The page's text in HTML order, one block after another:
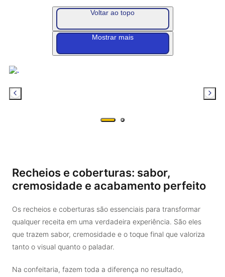
Voltar ao topo
Mostrar mais
Recheios e coberturas: sabor,
cremosidade e acabamento perfeito
Os recheios e coberturas são essenciais para transformar
qualquer receita em uma verdadeira experiência. São eles
que trazem sabor, cremosidade e o toque final que valoriza
tanto o visual quanto o paladar.
Na confeitaria, fazem toda a diferença no resultado,